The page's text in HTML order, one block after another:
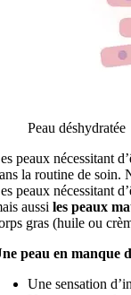
Peau déshydratée
peaux nécessitant
la routine de soin.
peaux nécessitant
aussi les peaux
gras (huile ou
peau en manque
Une sensation